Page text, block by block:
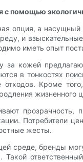
с помощью
опция, а
и
иметь опыт
кожей
в тонкостях
Кроме
жизненного
прозрачность,
Потребители
жесты.
среде, бренды
Такой